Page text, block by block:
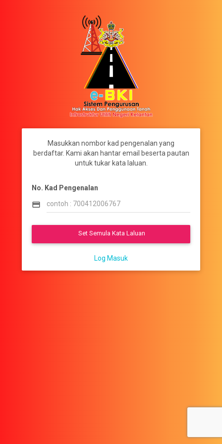
Masukkan nombor kad pengenalan yang
berdaftar. Kami akan hantar email beserta pautan
untuk tukar kata laluan.
No. Kad Pengenalan
credit_card
Set Semula Kata Laluan
Log Masuk